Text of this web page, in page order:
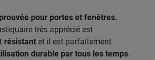
pour portes et fenêtres.
très apprécié est
résistant et il est parfaitement
durable par tous les temps.